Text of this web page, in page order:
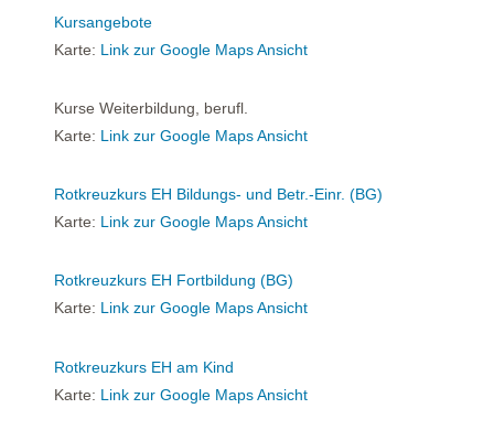
Kursangebote
Karte: Link zur Google Maps Ansicht
Kurse Weiterbildung, berufl.
Karte: Link zur Google Maps Ansicht
Rotkreuzkurs EH Bildungs- und Betr.-Einr. (BG)
Karte: Link zur Google Maps Ansicht
Rotkreuzkurs EH Fortbildung (BG)
Karte: Link zur Google Maps Ansicht
Rotkreuzkurs EH am Kind
Karte: Link zur Google Maps Ansicht